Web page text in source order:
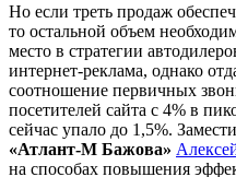
Но если треть продаж
то остальной объем
место в стратегии
интернет-реклама, однако
соотношение первичных
посетителей сайта с 4% в
сейчас упало до 1,5%.
«Атлант-М Бажова»
на способах повышения